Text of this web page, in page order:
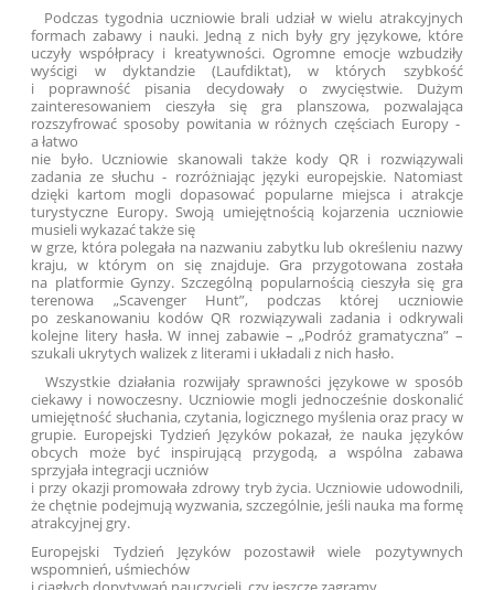
Podczas tygodnia uczniowie brali udział w wielu atrakcyjnych
formach zabawy i nauki. Jedną z nich były gry językowe, które
uczyły współpracy i kreatywności. Ogromne emocje wzbudziły
wyścigi w dyktandzie (Laufdiktat), w których szybkość
i poprawność pisania decydowały o zwycięstwie. Dużym
zainteresowaniem cieszyła się gra planszowa, pozwalająca
rozszyfrować sposoby powitania w różnych częściach Europy -
a łatwo
nie było. Uczniowie skanowali także kody QR i rozwiązywali
zadania ze słuchu - rozróżniając języki europejskie. Natomiast
dzięki kartom mogli dopasować popularne miejsca i atrakcje
turystyczne Europy. Swoją umiejętnością kojarzenia uczniowie
musieli wykazać także się
w grze, która polegała na nazwaniu zabytku lub określeniu nazwy
kraju, w którym on się znajduje. Gra przygotowana została
na platformie Gynzy. Szczególną popularnością cieszyła się gra
terenowa „Scavenger Hunt”, podczas której uczniowie
po zeskanowaniu kodów QR rozwiązywali zadania i odkrywali
kolejne litery hasła. W innej zabawie – „Podróż gramatyczna” –
szukali ukrytych walizek z literami i układali z nich hasło.
Wszystkie działania rozwijały sprawności językowe w sposób
ciekawy i nowoczesny. Uczniowie mogli jednocześnie doskonalić
umiejętność słuchania, czytania, logicznego myślenia oraz pracy w
grupie. Europejski Tydzień Języków pokazał, że nauka języków
obcych może być inspirującą przygodą, a wspólna zabawa
sprzyjała integracji uczniów
i przy okazji promowała zdrowy tryb życia. Uczniowie udowodnili,
że chętnie podejmują wyzwania, szczególnie, jeśli nauka ma formę
atrakcyjnej gry.
Europejski Tydzień Języków pozostawił wiele pozytywnych
wspomnień, uśmiechów